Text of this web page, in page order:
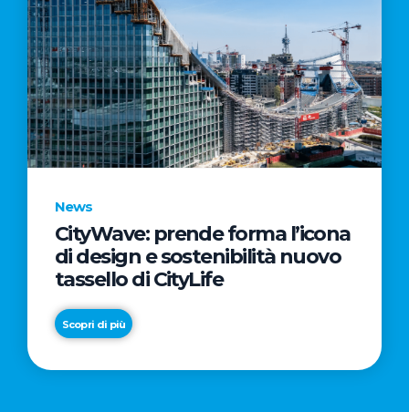
News
CityWave: prende forma l’icona
di design e sostenibilità nuovo
tassello di CityLife
Scopri di più
News
“Passione